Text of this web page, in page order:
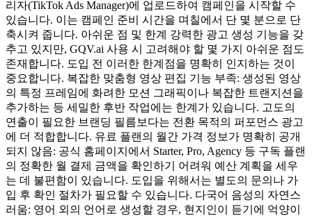
리자(TikTok Ads Manager)에 업로드하여 캠페인을 시작할 수
있습니다. 이는 캠페인 준비 시간을 며칠에서 단 몇 분으로 단
축시켜 줍니다. 아쉬운 점 및 한계 강력한 광고 생성 기능을 갖
추고 있지만, GQV.ai 사용 시 고려해야 할 몇 가지 아쉬운 점도
존재합니다. 도입 전 이러한 한계점을 명확히 인지하는 것이
중요합니다. 복잡한 맞춤형 영상 편집 기능 부족: 생성된 영상
의 특정 프레임에 화려한 모션 그래픽이나 복잡한 트랜지션을
추가하는 등 세밀한 후반 작업에는 한계가 있습니다. 고도의
연출이 필요한 브랜딩 필름보다는 전환 목적의 퍼포먼스 광고
에 더 적합합니다. 유료 플랜의 월간 가격 정보가 명확히 공개
되지 않음: 공식 홈페이지에서 Starter, Pro, Agency 등 구독 플랜
의 정확한 월 결제 금액을 확인하기 어려워 예산 계획을 세우
는 데 불편함이 있습니다. 도입을 위해서는 별도의 문의나 가
입 후 확인 절차가 필요할 수 있습니다. 다국어 음성의 자연스
러움: 영어 외의 언어로 생성할 경우, 현지인이 듣기에 억양이